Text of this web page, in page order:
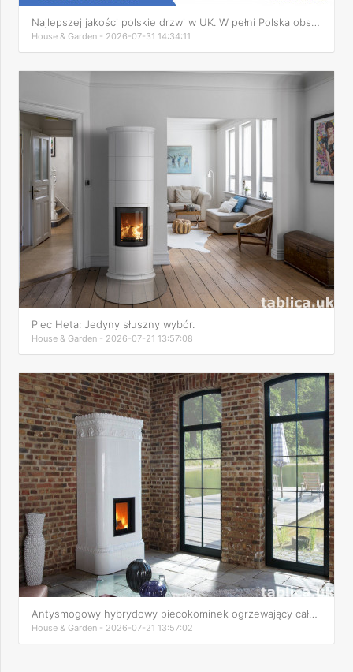
House & Garden - 2026-07-31 14:34:11
Piec Heta: Jedyny słuszny wybór.
House & Garden - 2026-07-21 13:57:08
House & Garden - 2026-07-21 13:57:02